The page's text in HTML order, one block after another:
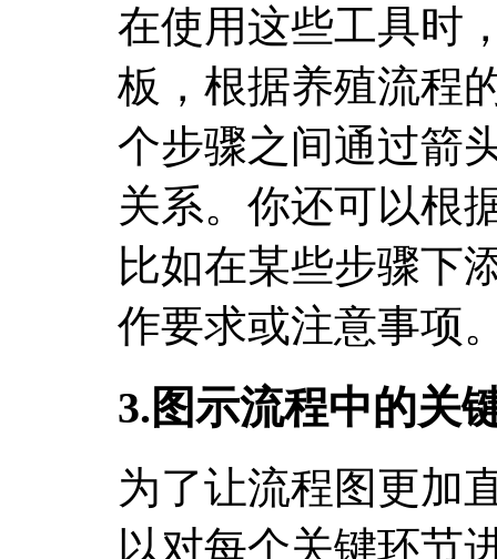
在使用这些工具时
板，根据养殖流程
个步骤之间通过箭
关系。你还可以根
比如在某些步骤下
作要求或注意事项
3.图示流程中的关
为了让流程图更加
以对每个关键环节